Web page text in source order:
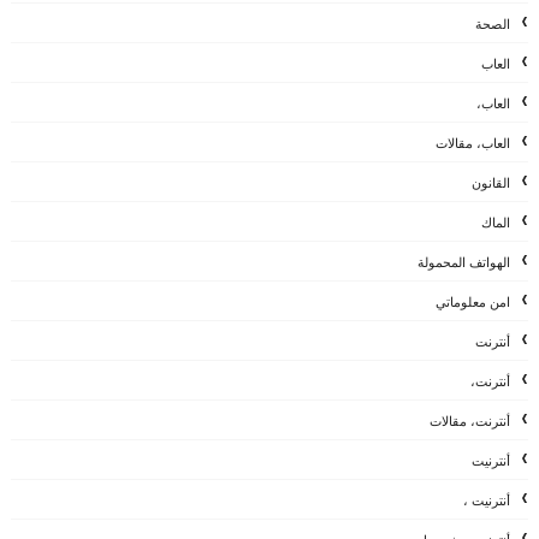
الصحة
العاب
العاب،
العاب، مقالات
القانون
الماك
الهواتف المحمولة
امن معلوماتي
أنترنت
أنترنت،
أنترنت، مقالات
أنترنيت
أنترنيت ،